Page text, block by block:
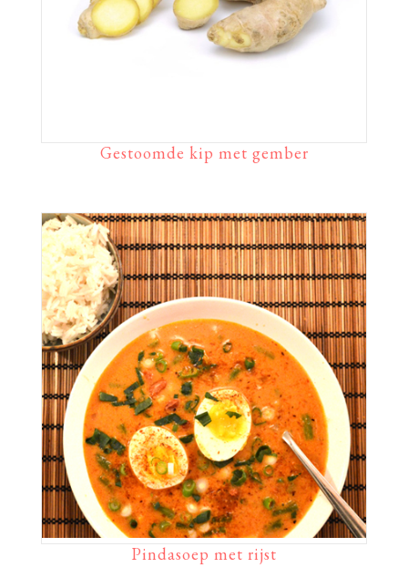
Gestoomde kip met gember
Pindasoep met rijst